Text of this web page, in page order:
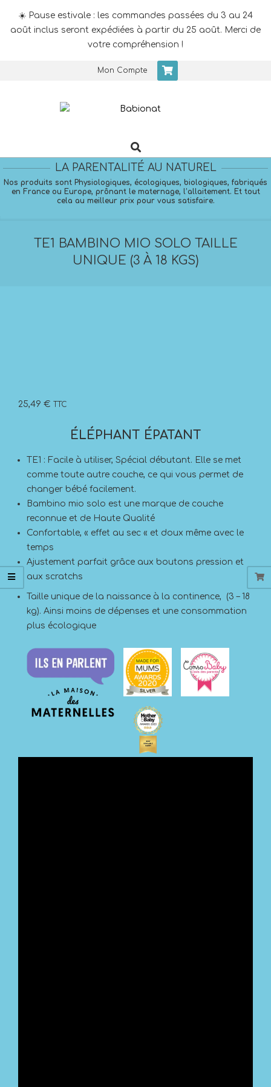
☀️ Pause estivale : les commandes passées du 3 au 24
août inclus seront expédiées à partir du 25 août. Merci de
votre compréhension !
Mon Compte
Navigation
Search
LA PARENTALITÉ AU NATUREL
Nos produits sont Physiologiques, écologiques, biologiques, fabriqués
en France ou Europe, prônant le maternage, l’allaitement. Et tout
cela au meilleur prix pour vous satisfaire.
TE1 BAMBINO MIO SOLO TAILLE
UNIQUE (3 À 18 KGS)
25,49 € TTC
ÉLÉPHANT ÉPATANT
TE1 : Facile à utiliser, Spécial débutant. Elle se met
comme toute autre couche, ce qui vous permet de
changer bébé facilement.
Bambino mio solo est une marque de couche
reconnue et de Haute Qualité
Confortable, « effet au sec « et doux même avec le
temps
Ajustement parfait grâce aux boutons pression et
aux scratchs
Taille unique de la naissance à la continence, (3 – 18
kg). Ainsi moins de dépenses et une consommation
plus écologique